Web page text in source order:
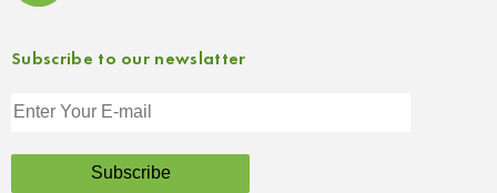
Subscribe to our newslatter